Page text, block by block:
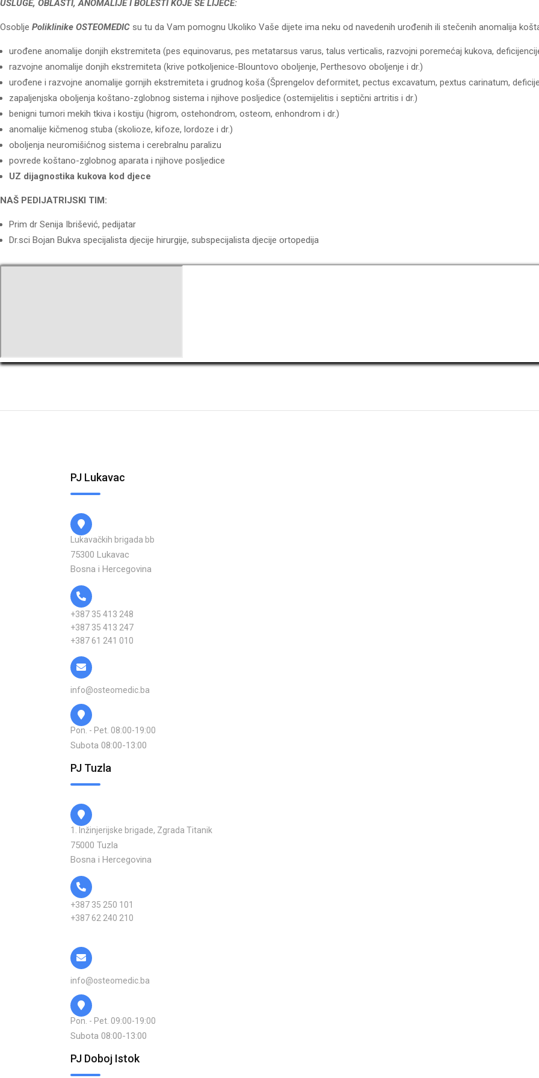
USLUGE, OBLASTI, ANOMALIJE I BOLESTI KOJE SE LIJEČE:
Osoblje Poliklinike OSTEOMEDIC su tu da Vam pomognu Ukoliko Vaše dijete ima neku od navedenih urođenih ili stečenih anomalija
urođene anomalije donjih ekstremiteta (pes equinovarus, pes metatarsus varus, talus verticalis, razvojni poremećaj kukova,
razvojne anomalije donjih ekstremiteta (krive potkoljenice-Blountovo oboljenje, Perthesovo oboljenje i dr.)
urođene i razvojne anomalije gornjih ekstremiteta i grudnog koša (Šprengelov deformitet, pectus excavatum, pextus carinatum,
zapaljenjska oboljenja koštano-zglobnog sistema i njihove posljedice (ostemijelitis i septični artritis i dr.)
benigni tumori mekih tkiva i kostiju (higrom, ostehondrom, osteom, enhondrom i dr.)
anomalije kičmenog stuba (skolioze, kifoze, lordoze i dr.)
oboljenja neuromišićnog sistema i cerebralnu paralizu
povrede koštano-zglobnog aparata i njihove posljedice
UZ dijagnostika kukova kod djece
NAŠ PEDIJATRIJSKI TIM:
Prim dr Senija Ibrišević, pedijatar
Dr.sci Bojan Bukva specijalista djecije hirurgije, subspecijalista djecije ortopedija
PJ Lukavac
Lukavačkih brigada bb
75300 Lukavac
Bosna i Hercegovina
+387 35 413 248
+387 35 413 247
+387 61 241 010
info@osteomedic.ba
Pon. - Pet. 08:00-19:00
Subota 08:00-13:00
PJ Tuzla
1. Inžinjerijske brigade, Zgrada Titanik
75000 Tuzla
Bosna i Hercegovina
+387 35 250 101
+387 62 240 210
info@osteomedic.ba
Pon. - Pet. 09:00-19:00
Subota 08:00-13:00
PJ Doboj Istok